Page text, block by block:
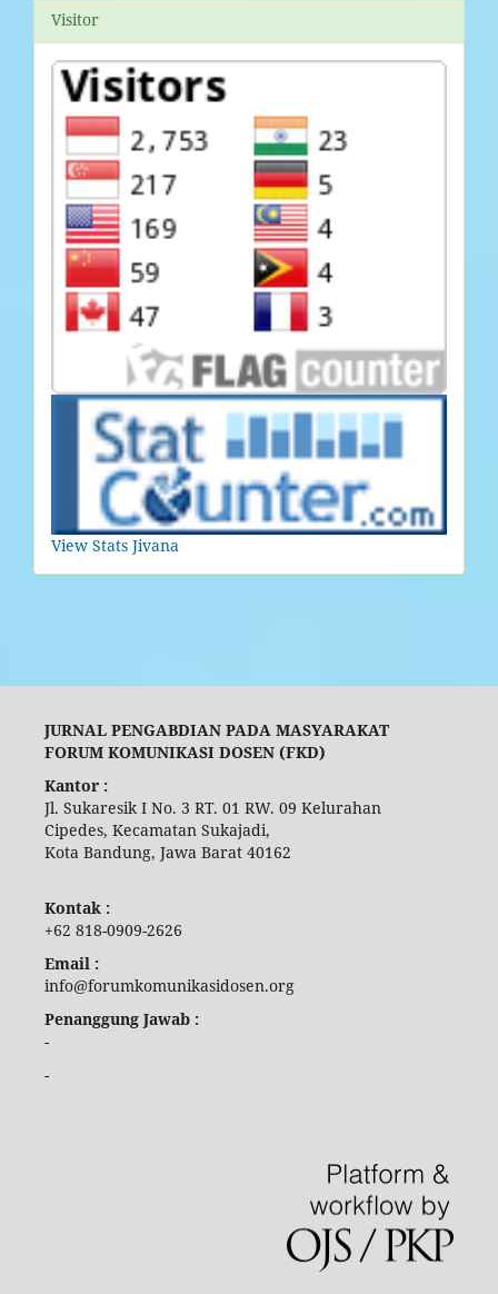
Visitor
View Stats Jivana
JURNAL PENGABDIAN PADA MASYARAKAT
FORUM KOMUNIKASI DOSEN (FKD)
Kantor :
Jl. Sukaresik I No. 3 RT. 01 RW. 09 Kelurahan
Cipedes, Kecamatan Sukajadi,
Kota Bandung, Jawa Barat 40162
Kontak :
+62 818-0909-2626
Email :
info@forumkomunikasidosen.org
Penanggung Jawab :
-
-